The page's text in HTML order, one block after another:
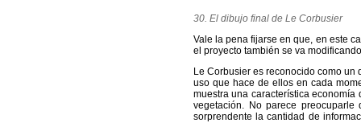
30. El dibujo final de Le Corbusier
Vale la pena fijarse en que, en este
el proyecto también se va
Le Corbusier es reconocido como
uso que hace de ellos en cada
muestra una característica
vegetación. No parece preocuparle
sorprendente la cantidad de